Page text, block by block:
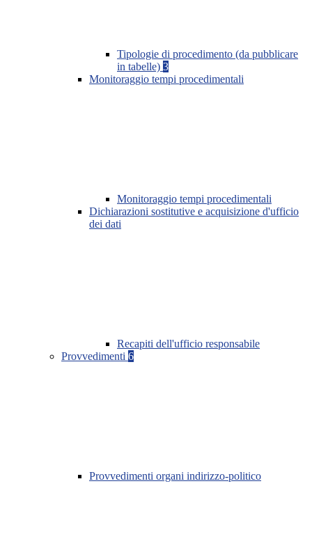
Tipologie di procedimento (da pubblicare
in tabelle) 3
Monitoraggio tempi procedimentali
Monitoraggio tempi procedimentali
Dichiarazioni sostitutive e acquisizione d'ufficio
dei dati
Recapiti dell'ufficio responsabile
Provvedimenti 6
Provvedimenti organi indirizzo-politico